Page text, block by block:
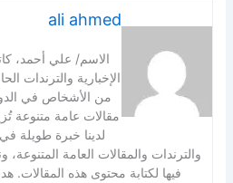
ali ahmed
الاسم/ علي أحمد،
الإخبارية والترندات
من الأشخاص في
مقالات عامة متنوعة
لدينا خبرة طويلة
والترندات والمقالات العامة
فيها لكتابة محتوى هذه المقالات.